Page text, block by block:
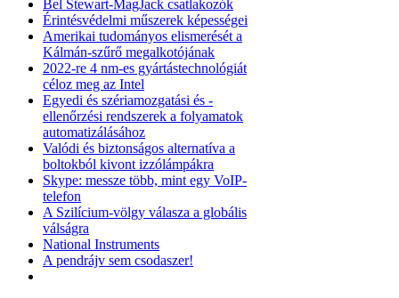
Bel Stewart-MagJack csatlakozók
Érintésvédelmi műszerek képességei
Amerikai tudományos elismerését a
Kálmán-szűrő megalkotójának
2022-re 4 nm-es gyártástechnológiát
céloz meg az Intel
Egyedi és szériamozgatási és -
ellenőrzési rendszerek a folyamatok
automatizálásához
Valódi és biztonságos alternatíva a
boltokból kivont izzólámpákra
Skype: messze több, mint egy VoIP-
telefon
A Szilícium-völgy válasza a globális
válságra
National Instruments
A pendrájv sem csodaszer!